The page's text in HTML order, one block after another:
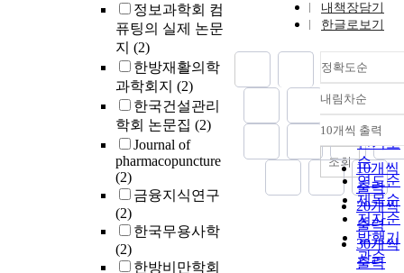
정보과학회 컴
퓨팅의 실제 논문
지 (2)
한방재활의학
과학회지 (2)
한국건설관리
학회 논문집 (2)
Journal of
pharmacopuncture
(2)
금융지식연구
(2)
한국무용사학
(2)
한방비만학회
내책장담기
한글로보기
정확도순
정확도
순
인기도
순
연도순
제목순
저자순
발행기
관순
내림차순
내림차
10개씩 출력
10개씩
출력
20개씩
출력
30개씩
출력
조회